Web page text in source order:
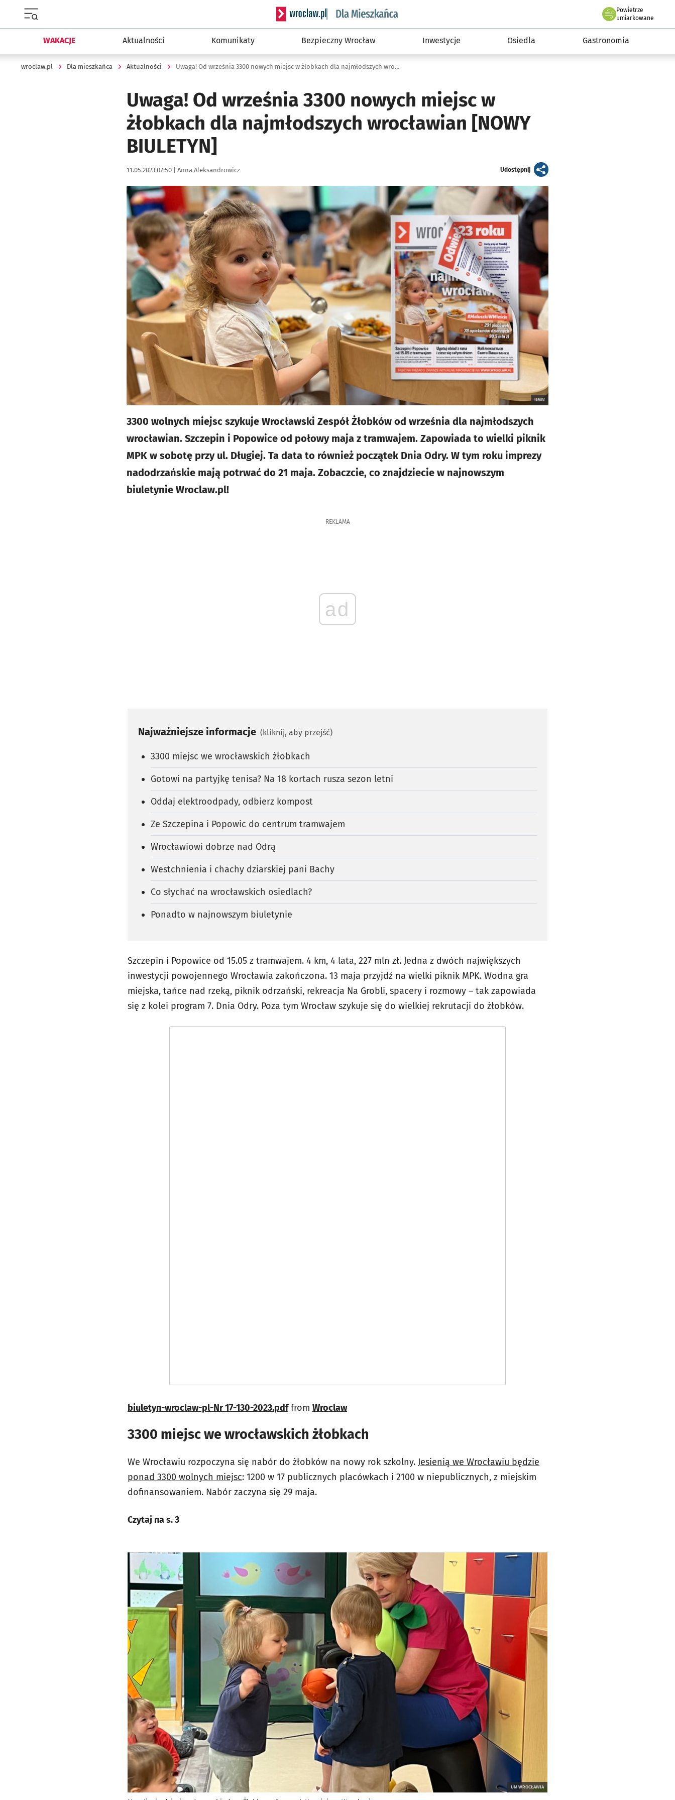
Serwis informacyjny wroclaw.pl podserwis: Dla mieszkańca
Powietrze
we Wrocławiu
umiarkowane
WAKACJE Aktualności Komunikaty Bezpieczny Wrocław Inwestycje Osiedla Gastronomia
wroclaw.pl Dla mieszkańca Aktualności Uwaga! Od września 3300 nowych miejsc w żłobkach dla najmłodszych wrocławian [NOWY BIULETYN]
Uwaga! Od września 3300 nowych miejsc w
żłobkach dla najmłodszych wrocławian [NOWY
BIULETYN]
Data publikacji:
11.05.2023 07:50 | Autor:
Anna Aleksandrowicz Udostępnijartykuł
Kliknij, aby powiększyć
UMW
3300 wolnych miejsc szykuje Wrocławski Zespół Żłobków od września dla najmłodszych
wrocławian. Szczepin i Popowice od połowy maja z tramwajem. Zapowiada to wielki piknik
MPK w sobotę przy ul. Długiej. Ta data to również początek Dnia Odry. W tym roku imprezy
nadodrzańskie mają potrwać do 21 maja. Zobaczcie, co znajdziecie w najnowszym
biuletynie Wroclaw.pl!
REKLAMA
ad
Najważniejsze informacje (kliknij, aby przejść)
3300 miejsc we wrocławskich żłobkach
Gotowi na partyjkę tenisa? Na 18 kortach rusza sezon letni
Oddaj elektroodpady, odbierz kompost
Ze Szczepina i Popowic do centrum tramwajem
Wrocławiowi dobrze nad Odrą
Westchnienia i chachy dziarskiej pani Bachy
Co słychać na wrocławskich osiedlach?
Ponadto w najnowszym biuletynie
Szczepin i Popowice od 15.05 z tramwajem. 4 km, 4 lata, 227 mln zł. Jedna z dwóch największych
inwestycji powojennego Wrocławia zakończona. 13 maja przyjdź na wielki piknik MPK. Wodna gra
miejska, tańce nad rzeką, piknik odrzański, rekreacja Na Grobli, spacery i rozmowy – tak zapowiada
się z kolei program 7. Dnia Odry. Poza tym Wrocław szykuje się do wielkiej rekrutacji do żłobków.
biuletyn-wroclaw-pl-Nr 17-130-2023.pdffrom Wroclaw
3300 miejsc we wrocławskich żłobkach
We Wrocławiu rozpoczyna się nabór do żłobków na nowy rok szkolny. Jesienią we Wrocławiu będzie
ponad 3300 wolnych miejsc: 1200 w 17 publicznych placówkach i 2100 w niepublicznych, z miejskim
dofinansowaniem. Nabór zaczyna się 29 maja.
Czytaj na s. 3
UM WROCŁAWIA